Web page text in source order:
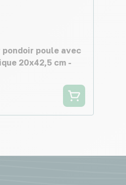
pondoir poule avec
20x42,5 cm -